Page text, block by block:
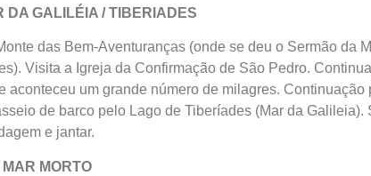
DA GALILÉIA / TIBERIADES
das Bem-Aventuranças (onde se deu o Sermão da
Visita a Igreja da Confirmação de São Pedro.
aconteceu um grande número de milagres.
de barco pelo Lago de Tiberíades (Mar da
e jantar.
MORTO